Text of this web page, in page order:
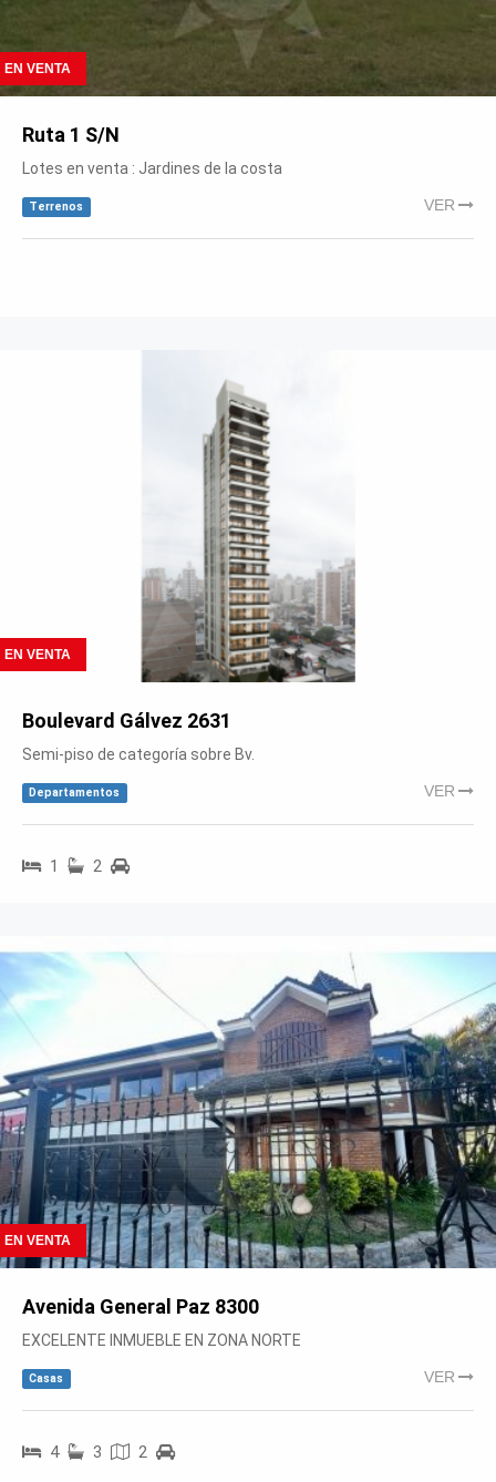
EN VENTA
Ruta 1 S/N
Lotes en venta : Jardines de la costa
Terrenos VER
EN VENTA
Boulevard Gálvez 2631
Semi-piso de categoría sobre Bv.
Departamentos VER
1 2
EN VENTA
Avenida General Paz 8300
EXCELENTE INMUEBLE EN ZONA NORTE
Casas VER
4 3 2